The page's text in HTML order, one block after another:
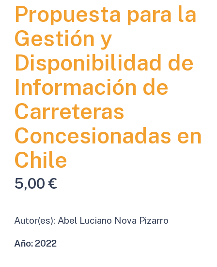
Propuesta para la
Gestión y
Disponibilidad de
Información de
Carreteras
Concesionadas en
Chile
5,00€
Autor(es): Abel Luciano Nova Pizarro
Año:2022